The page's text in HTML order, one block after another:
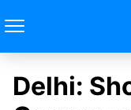
Delhi: